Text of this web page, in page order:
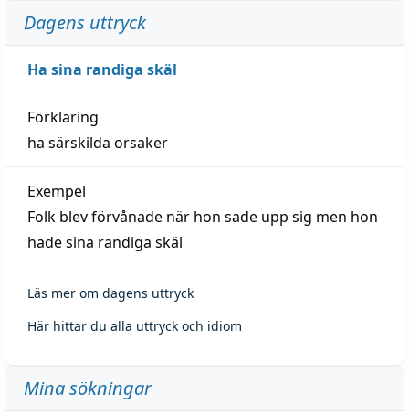
Dagens uttryck
Ha sina randiga skäl
Förklaring
ha särskilda orsaker
Exempel
Folk blev förvånade när hon sade upp sig men hon
hade sina randiga skäl
Läs mer om dagens uttryck
Här hittar du alla uttryck och idiom
Mina sökningar